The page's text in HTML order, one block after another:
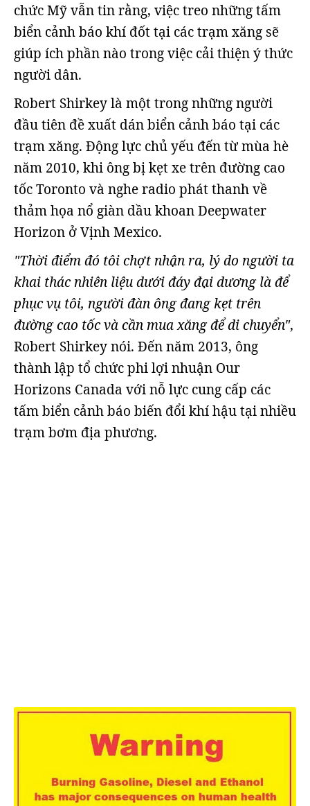
chức Mỹ vẫn tin rằng, việc treo những tấm
biển cảnh báo khí đốt tại các trạm xăng sẽ
giúp ích phần nào trong việc cải thiện ý thức
người dân.
Robert Shirkey là một trong những người
đầu tiên đề xuất dán biển cảnh báo tại các
trạm xăng. Động lực chủ yếu đến từ mùa hè
năm 2010, khi ông bị kẹt xe trên đường cao
tốc Toronto và nghe radio phát thanh về
thảm họa nổ giàn dầu khoan Deepwater
Horizon ở Vịnh Mexico.
"Thời điểm đó tôi chợt nhận ra, lý do người ta
khai thác nhiên liệu dưới đáy đại dương là để
phục vụ tôi, người đàn ông đang kẹt trên
đường cao tốc và cần mua xăng để di chuyển",
Robert Shirkey nói. Đến năm 2013, ông
thành lập tổ chức phi lợi nhuận Our
Horizons Canada với nỗ lực cung cấp các
tấm biển cảnh báo biến đổi khí hậu tại nhiều
trạm bơm địa phương.